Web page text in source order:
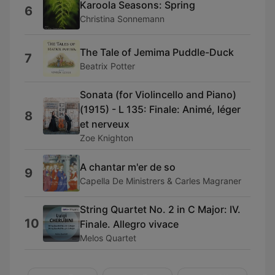
6 Karoola Seasons: Spring
Christina Sonnemann
7 The Tale of Jemima Puddle-Duck
Beatrix Potter
8
Sonata (for Violincello and Piano)
(1915) - L 135: Finale: Animé, léger
et nerveux
Zoe Knighton
9 A chantar m'er de so
Capella De Ministrers & Carles Magraner
10
String Quartet No. 2 in C Major: IV.
Finale. Allegro vivace
Melos Quartet